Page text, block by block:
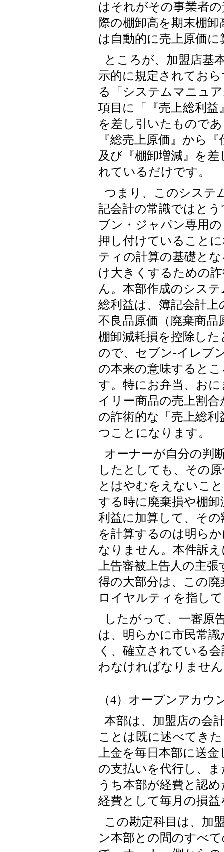
はそれがその事業者
際の棚卸高を期末棚
は自動的に売上原価
ところが、加盟店基
示的に規定されてお
る「システムマニュ
項目に「『売上総利
を差し引いたもので
『総売上原価』から
及び『棚卸増減』を
れているだけです。
つまり、このシステ
記会計の常識ではと
ブン・ジャパン専用
押し付けていること
ティの計算の基礎と
け大きくするための
ん。本部作成のシス
総利益は、簿記会計
不良品原価（廃棄商
棚卸減耗損を控除し
ので、セブン-イレブ
の本来の意味すると
す。特にお弁当、お
イリー商品の売上割
の詐術的な「売上総
つことになります。
オーナーが自分の判
したとしても、その
とはやむをえないこ
する時に廃棄損や棚
利益に加算して、そ
を計算するのは明ら
なりません。本件訴
上告審被上告人の主
得の大部分は、この
ロイヤルティを指し
したがって、一審原
は、明らかに市民常
く、確立されている
わなければなりませ
（4）オープンアカウ
本部は、加盟店の会
ことは既に述べてき
上金を毎日本部に送
の支払いを代行し、
うち本部が経費と認
経費として毎月の損
この勘定科目は、加
ン本部との間のすべ